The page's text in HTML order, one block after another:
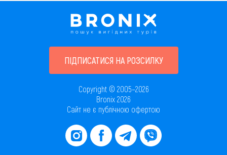
ПІДПИСАТИСЯ НА РОЗСИЛКУ
Copyright © 2005–2026
Bronix 2026
Сайт не є публічною офертою